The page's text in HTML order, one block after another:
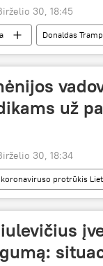
30, 18:45
Donaldas
už
30, 18:34
protrūkis